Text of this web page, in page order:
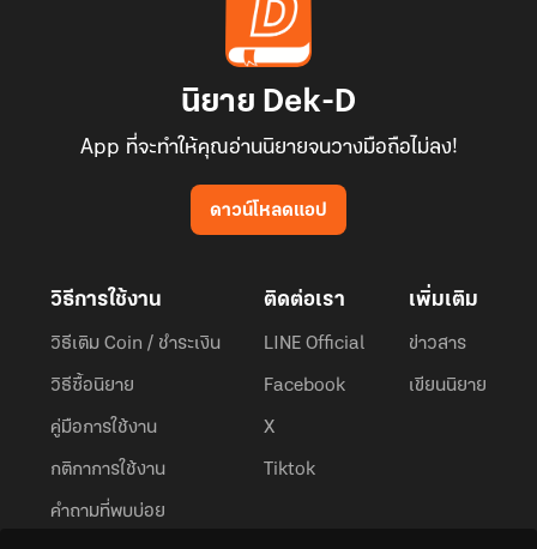
นิยาย Dek-D
App ที่จะทำให้คุณอ่านนิยายจนวางมือถือไม่ลง!
ดาวน์โหลดแอป
วิธีการใช้งาน
วิธีเติม Coin / ชำระเงิน
วิธีซื้อนิยาย
คู่มือการใช้งาน
กติกาการใช้งาน
คำถามที่พบบ่อย
ติดต่อเรา
LINE Official
Facebook
X
Tiktok
เพิ่มเติม
ข่าวสาร
เขียนนิยาย